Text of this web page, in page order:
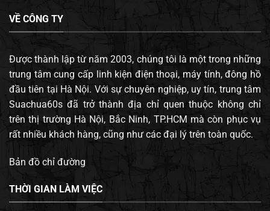
VỀ CÔNG TY
Được thành lập từ năm 2003, chúng tôi là một trong những
trung tâm cung cấp linh kiện điện thoại, máy tính, đông hồ
đầu tiên tại Hà Nội. Với sự chuyên nghiệp, uy tín, trung tâm
Suachua60s đã trở thành địa chỉ quen thuộc không chỉ
trên thị trường Hà Nội, Bắc Ninh, TP.HCM mà còn phục vụ
rất nhiều khách hàng, cũng như các đại lý trên toàn quốc.
Bản đồ chỉ đường
THỜI GIAN LÀM VIỆC